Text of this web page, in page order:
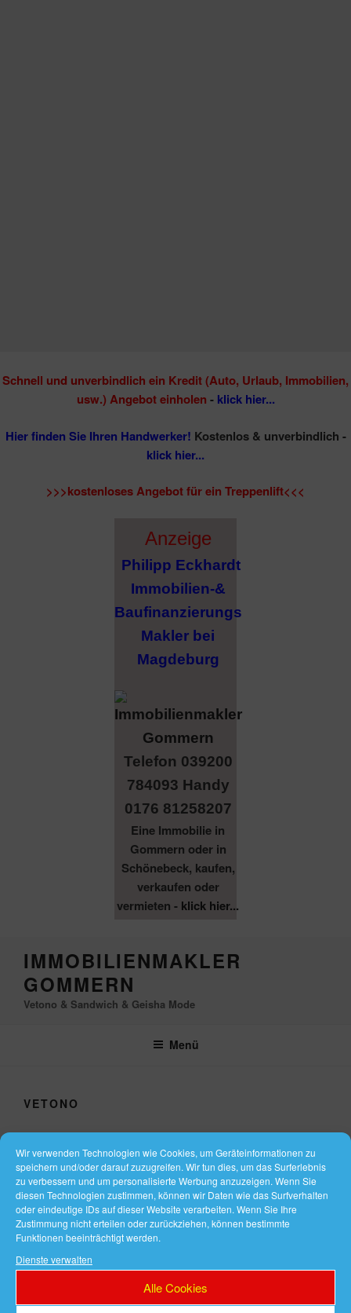
Wir verwenden Technologien wie Cookies, um Geräteinformationen zu
speichern und/oder darauf zuzugreifen. Wir tun dies, um das Surferlebnis
zu verbessern und um personalisierte Werbung anzuzeigen. Wenn Sie
diesen Technologien zustimmen, können wir Daten wie das Surfverhalten
oder eindeutige IDs auf dieser Website verarbeiten. Wenn Sie Ihre
Zustimmung nicht erteilen oder zurückziehen, können bestimmte
Funktionen beeinträchtigt werden.
Dienste verwalten
Alle Cookies
Schnell und unverbindlich ein Kredit (Auto, Urlaub, Immobilien,
usw.) Angebot einholen -klick hier...
Hier finden Sie Ihren Handwerker! Kostenlos & unverbindlich -
klick hier...
>>>kostenloses Angebot für ein Treppenlift<<<
Anzeige
Philipp Eckhardt
Immobilien-&
Baufinanzierungs
Makler bei
Magdeburg
Telefon 039200
784093 Handy
0176 81258207
Eine Immobilie in
Gommern oder in
Schönebeck, kaufen,
verkaufen oder
vermieten - klick hier...
Inhalt
springen
IMMOBILIENMAKLER
GOMMERN
Vetono & Sandwich & Geisha Mode
Menü
VETONO